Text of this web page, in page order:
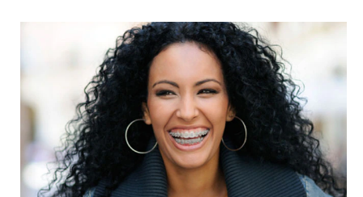
CORRESPONDENCIA DE PRODUCTOS
PROMOCIONES
CR (ES)
SUSCRÍBASE